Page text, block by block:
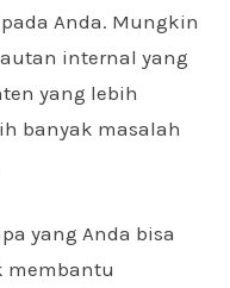
Anda. Mungkin
internal yang
yang lebih
banyak masalah
yang Anda bisa
membantu